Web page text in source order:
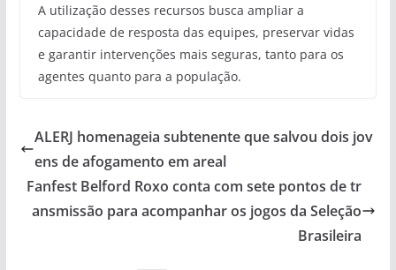
A utilização desses recursos busca ampliar a
capacidade de resposta das equipes, preservar vidas
e garantir intervenções mais seguras, tanto para os
agentes quanto para a população.
ALERJ homenageia subtenente que salvou dois jov
ens de afogamento em areal
Fanfest Belford Roxo conta com sete pontos de tr
ansmissão para acompanhar os jogos da Seleção
Brasileira